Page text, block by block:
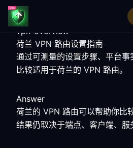
vpn-overview
荷兰 VPN 路由设置指南
通过可测量的设置步骤、平台事
比较适用于荷兰的 VPN 路由。
Answer
荷兰的 VPN 路由可以帮助你比
结果仍取决于端点、客户端、服